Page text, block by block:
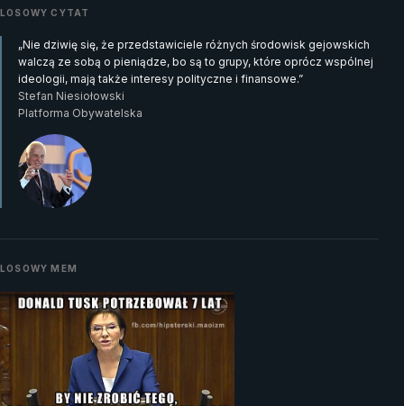
LOSOWY CYTAT
„Nie dziwię się, że przedstawiciele różnych środowisk gejowskich
walczą ze sobą o pieniądze, bo są to grupy, które oprócz wspólnej
ideologii, mają także interesy polityczne i finansowe.”
Stefan Niesiołowski
Platforma Obywatelska
LOSOWY MEM